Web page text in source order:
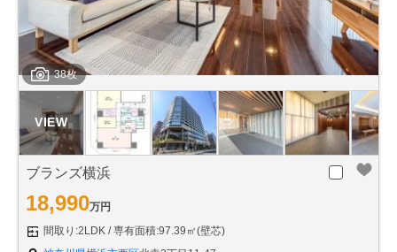
38枚
ブランズ横浜
18,990万円
間取り:2LDK
専有面積:97.39㎡(壁芯)